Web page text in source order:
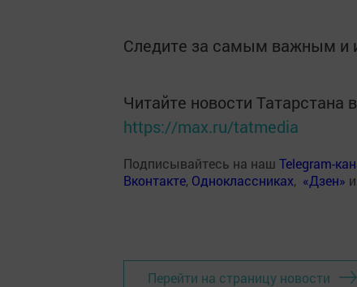
Следите за самым важным и
Читайте новости
https://max.ru/tatmedia
Подписывайтесь на наш Telegram-
Вконтакте, Одноклассниках, «Дзен» и
Перейти на страницу новости